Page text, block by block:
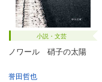
小説・文芸
ノワール 硝子の太陽
誉田哲也